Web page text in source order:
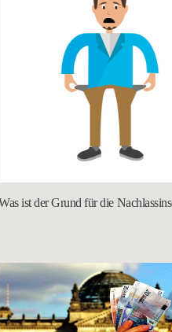
ist der Grund für die